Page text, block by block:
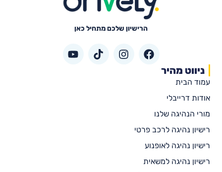
הרישיון שלכם מתחיל כאן
ניווט מהיר
עמוד הבית
אודות דרייבלי
מורי הנהיגה שלנו
רישיון נהיגה לרכב פרטי
רישיון נהיגה לאופנוע
רישיון נהיגה למשאית